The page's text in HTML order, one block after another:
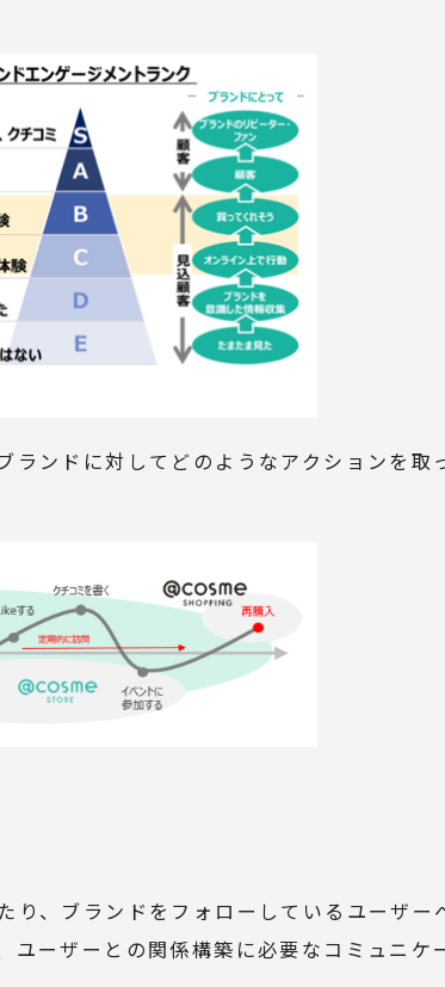
ランドに対してどのようなアクションを 取
、ブランドをフォローしているユーザー
ーザーとの関係構築に必要なコミュニケ